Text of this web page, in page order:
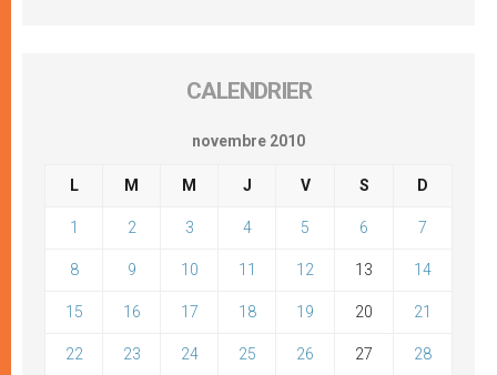
CALENDRIER
novembre 2010
L M M J V S D
1 2 3 4 5 6 7
8 9 10 11 12 13 14
15 16 17 18 19 20 21
22 23 24 25 26 27 28